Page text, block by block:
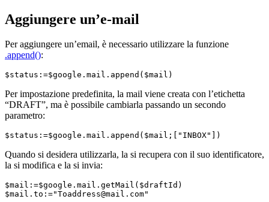
Aggiungere un’e-mail
Per aggiungere un’email, è necessario utilizzare la funzione
.append():
$status:=$google.mail.append($mail)
Per impostazione predefinita, la mail viene creata con l’etichetta
“DRAFT”, ma è possibile cambiarla passando un secondo
parametro:
$status:=$google.mail.append($mail;["INBOX"])
Quando si desidera utilizzarla, la si recupera con il suo identificatore,
la si modifica e la si invia:
$mail:=$google.mail.getMail($draftId)
$mail.to:="Toaddress@mail.com"